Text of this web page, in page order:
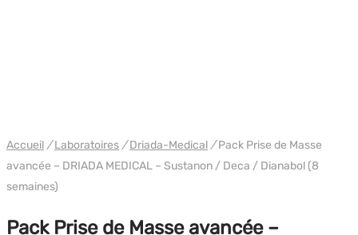
Accueil / Laboratoires / Driada-Medical /Pack Prise de Masse
avancée – DRIADA MEDICAL – Sustanon / Deca / Dianabol (8
semaines)
Pack Prise de Masse avancée –